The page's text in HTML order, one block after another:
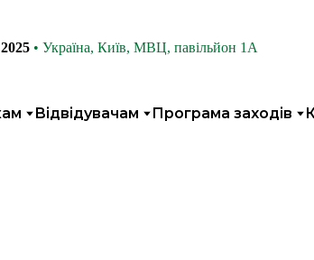
• Україна, Київ, МВЦ, павільйон 1А
Відвідувачам Програма заходів